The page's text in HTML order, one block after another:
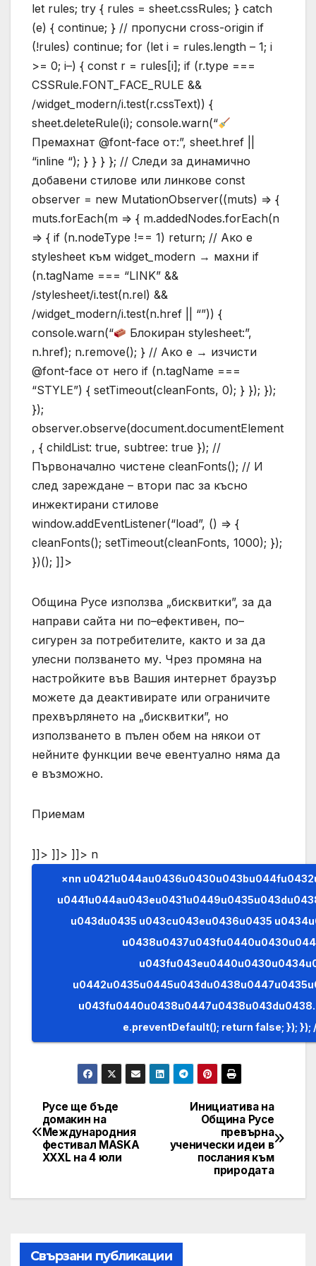
let rules; try { rules = sheet.cssRules; } catch
(e) { continue; } // пропусни cross-origin if
(!rules) continue; for (let i = rules.length – 1; i
>= 0; i–) { const r = rules[i]; if (r.type ===
CSSRule.FONT_FACE_RULE &&
/widget_modern/i.test(r.cssText)) {
sheet.deleteRule(i); console.warn(“
Премахнат @font-face от:”, sheet.href ||
“inline “); } } } }; // Следи за динамично
добавени стилове или линкове const
observer = new MutationObserver((muts) => {
muts.forEach(m => { m.addedNodes.forEach(n
=> { if (n.nodeType !== 1) return; // Ако е
stylesheet към widget_modern → махни if
(n.tagName === “LINK” &&
/stylesheet/i.test(n.rel) &&
/widget_modern/i.test(n.href || “”)) {
console.warn(“
Блокиран stylesheet:”,
n.href); n.remove(); } // Ако е → изчисти
@font-face от него if (n.tagName ===
“STYLE”) { setTimeout(cleanFonts, 0); } }); });
});
observer.observe(document.documentElement
, { childList: true, subtree: true }); //
Първоначално чистене cleanFonts(); // И
след зареждане – втори пас за късно
инжектирани стилове
window.addEventListener(“load”, () => {
cleanFonts(); setTimeout(cleanFonts, 1000); });
})(); ]]>
Община Русе използва „бисквитки”, за да
направи сайта ни по–ефективен, по–
сигурен за потребителите, както и за да
улесни ползването му. Чрез промяна на
настройките във Вашия интернет браузър
можете да деактивирате или ограничите
прехвърлянето на „бисквитки”, но
използването в пълен обем на някои от
нейните функции вече евентуално няма да
е възможно.
Приемам
]]> ]]> ]]> n
×nn u0421u044au0436u0430u043bu044fu0432u0430u043cu0435,
u043du0435 u043cu043eu0436u0435
u043fu0440u0438u0447u0438u043du0438.
Post
navigation
Инициатива на
Община Русе
превърна
ученически идеи в
послания към
природата
Русе ще бъде
домакин на
Международния
фестивал MASKA
XXXL на 4 юли
Свързани публикации